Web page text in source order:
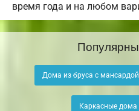
время года и на любом
Дома из бруса с мансардой
Каркасные дома